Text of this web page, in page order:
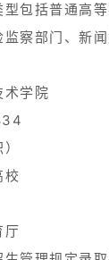
包括普通高
察部门、新
术学院
校
厅